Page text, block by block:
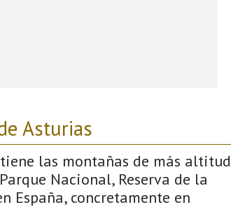
Asturias
las montañas de más altitud
Nacional, Reserva de la
España, concretamente en